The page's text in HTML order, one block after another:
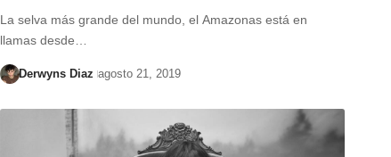
La selva más grande del mundo, el Amazonas está en
llamas desde…
Derwyns Diaz agosto 21, 2019